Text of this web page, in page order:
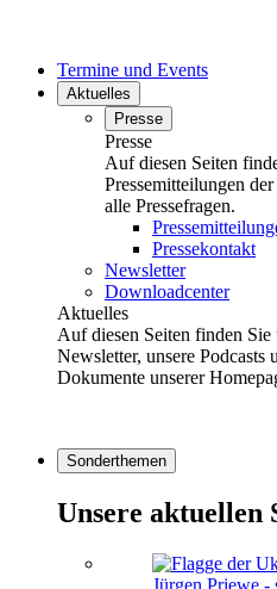
Termine und Events
Aktuelles
Presse
Presse
Auf diesen Seiten
Pressemitteilungen
alle Pressefragen.
Pressekontakt
Newsletter
Downloadcenter
Aktuelles
Auf diesen Seiten finden Sie
Newsletter, unsere
Dokumente unserer
Sonderthemen
Unsere aktuellen
Jürgen Priewe -